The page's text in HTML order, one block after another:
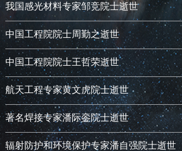
我国感光材料专家邹竞院士逝世
中国工程院院士周勤之逝世
中国工程院院士王哲荣逝世
航天工程专家黄文虎院士逝世
著名焊接专家潘际銮院士逝世
辐射防护和环境保护专家潘自强院士逝世